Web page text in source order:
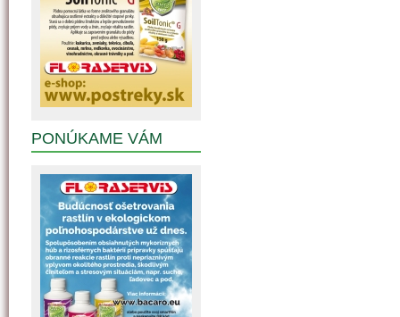
PONÚKAME VÁM